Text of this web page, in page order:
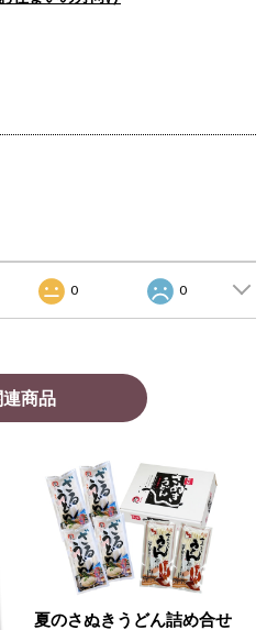
0 0
商品
夏のさぬきうどん詰め合せ